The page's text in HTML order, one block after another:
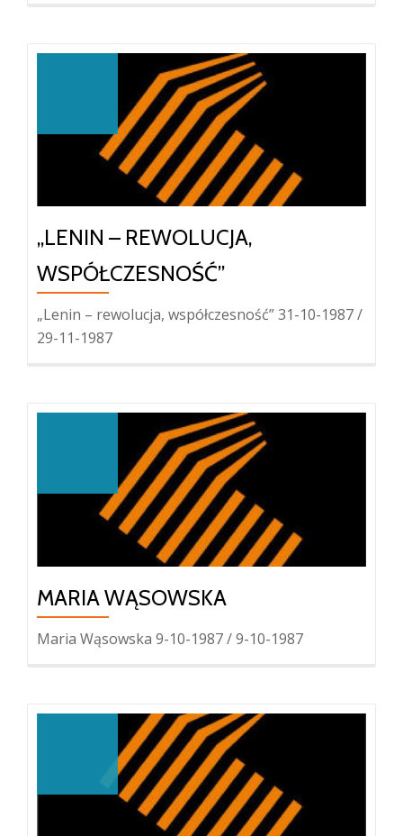
„LENIN – REWOLUCJA,
WSPÓŁCZESNOŚĆ”
„Lenin – rewolucja, współczesność” 31-10-1987 /
29-11-1987
MARIA WĄSOWSKA
Maria Wąsowska 9-10-1987 / 9-10-1987